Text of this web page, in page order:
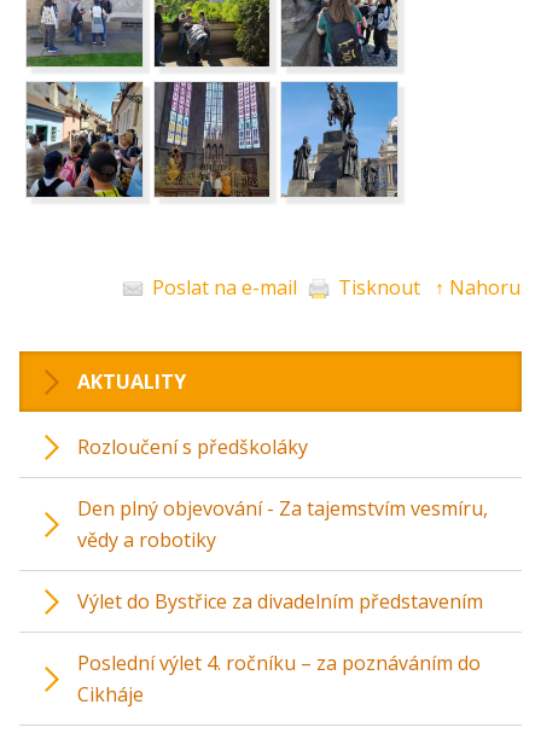
Poslat na e-mail Tisknout ↑ Nahoru
AKTUALITY
Rozloučení s předškoláky
Den plný objevování - Za tajemstvím vesmíru,
vědy a robotiky
Výlet do Bystřice za divadelním představením
Poslední výlet 4. ročníku – za poznáváním do
Cikháje